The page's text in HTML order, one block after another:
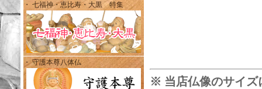
・ 七福神・恵比寿・大黒 特集
・ 守護本尊八体仏
※ 当店仏像のサイ